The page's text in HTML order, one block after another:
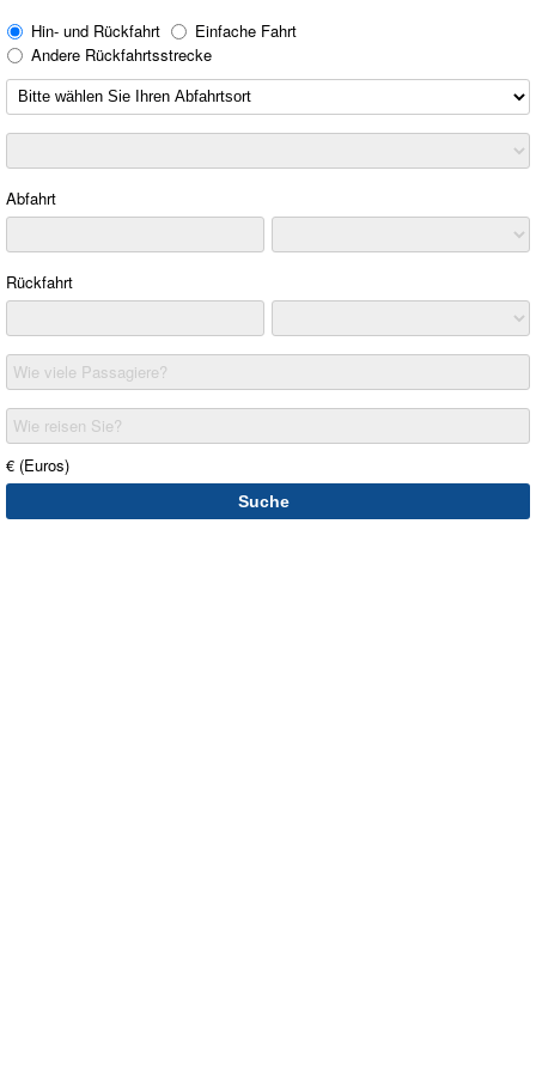
Hin- und Rückfahrt
Einfache Fahrt
Andere Rückfahrtsstrecke
Abfahrt
Rückfahrt
Wie viele Passagiere?
Wie reisen Sie?
€ (Euros)
Suche